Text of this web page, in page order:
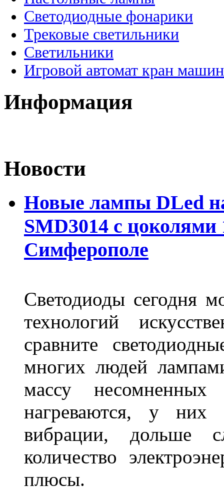
Светодиодные фонарики
Трековые светильники
Светильники
Игровой автомат кран
Информация
Новости
Новые лампы DLed
SMD3014 с цоколями
Симферополе
Светодиоды сегодня
технологий
сравните
многих людей
массу
нагреваются, у них
вибрации, дольше
количество
плюсы.